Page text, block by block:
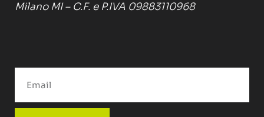
Milano MI – C.F. e P.IVA 09883110968